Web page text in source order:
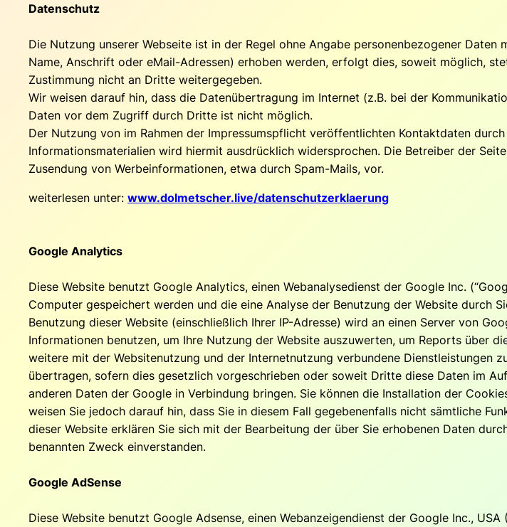
Datenschutz
Die Nutzung unserer Webseite ist in der Regel ohne Angabe personenbezogener
Name, Anschrift oder eMail-Adressen) erhoben werden, erfolgt dies, soweit möglich,
Zustimmung nicht an Dritte weitergegeben.
Wir weisen darauf hin, dass die Datenübertragung im Internet (z.B. bei der
Daten vor dem Zugriff durch Dritte ist nicht möglich.
Der Nutzung von im Rahmen der Impressumspflicht veröffentlichten Kontaktdaten
Informationsmaterialien wird hiermit ausdrücklich widersprochen. Die Betreiber der
Zusendung von Werbeinformationen, etwa durch Spam-Mails, vor.
weiterlesen unter: www.dolmetscher.live/datenschutzerklaerung
Google Analytics
Diese Website benutzt Google Analytics, einen Webanalysedienst der Google Inc.
Computer gespeichert werden und die eine Analyse der Benutzung der Website durch
Benutzung dieser Website (einschließlich Ihrer IP-Adresse) wird an einen Server von
Informationen benutzen, um Ihre Nutzung der Website auszuwerten, um Reports über
weitere mit der Websitenutzung und der Internetnutzung verbundene Dienstleistungen
übertragen, sofern dies gesetzlich vorgeschrieben oder soweit Dritte diese Daten im
anderen Daten der Google in Verbindung bringen. Sie können die Installation der
weisen Sie jedoch darauf hin, dass Sie in diesem Fall gegebenenfalls nicht sämtliche
dieser Website erklären Sie sich mit der Bearbeitung der über Sie erhobenen Daten
benannten Zweck einverstanden.
Google AdSense
Diese Website benutzt Google Adsense, einen Webanzeigendienst der Google Inc.,